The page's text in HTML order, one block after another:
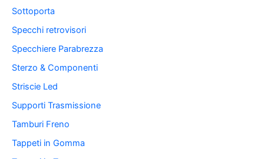
Sottoporta
Specchi retrovisori
Specchiere Parabrezza
Sterzo & Componenti
Striscie Led
Supporti Trasmissione
Tamburi Freno
Tappeti in Gomma